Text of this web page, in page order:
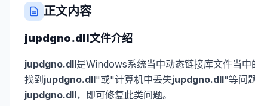
正文内容
jupdgno.dll文件介绍
jupdgno.dll是Windows系统当中动态链接库文件当
找到 jupdgno.dll"或"计算机中丢失jupdgno.dll"等问
jupdgno.dll，即可修复此类问题。